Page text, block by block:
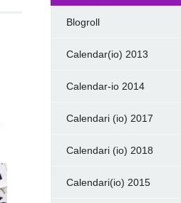
Blogroll
Calendar(io) 2013
Calendar-io 2014
Calendari (io) 2017
Calendari (io) 2018
Calendari(io) 2015